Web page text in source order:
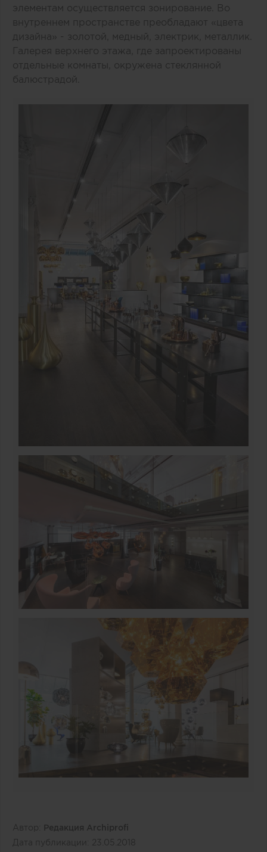
элементам осуществляется зонирование. Во
внутреннем пространстве преобладают «цвета
дизайна» - золотой, медный, электрик, металлик.
Галерея верхнего этажа, где запроектированы
отдельные комнаты, окружена стеклянной
балюстрадой.
Автор:
Редакция Archiprofi
Дата публикации:
23.05.2018